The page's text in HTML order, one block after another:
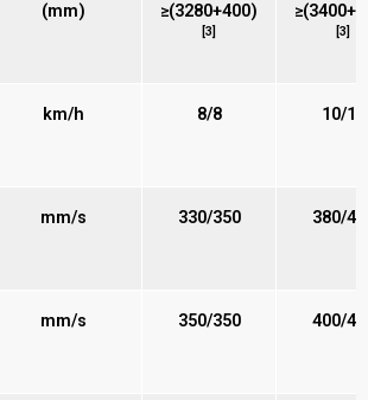
(mm) ≥(3280+400)
[3] [3]
km/h 8/8 10/10
mm/s 330/350 380/
mm/s 350/350 400/